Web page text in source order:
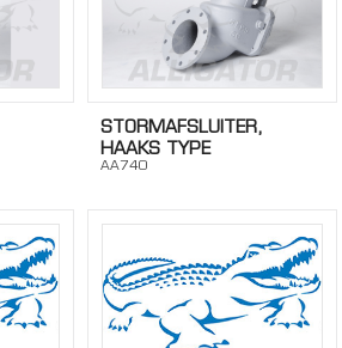
STORMAFSLUITER,
HAAKS TYPE
AA740